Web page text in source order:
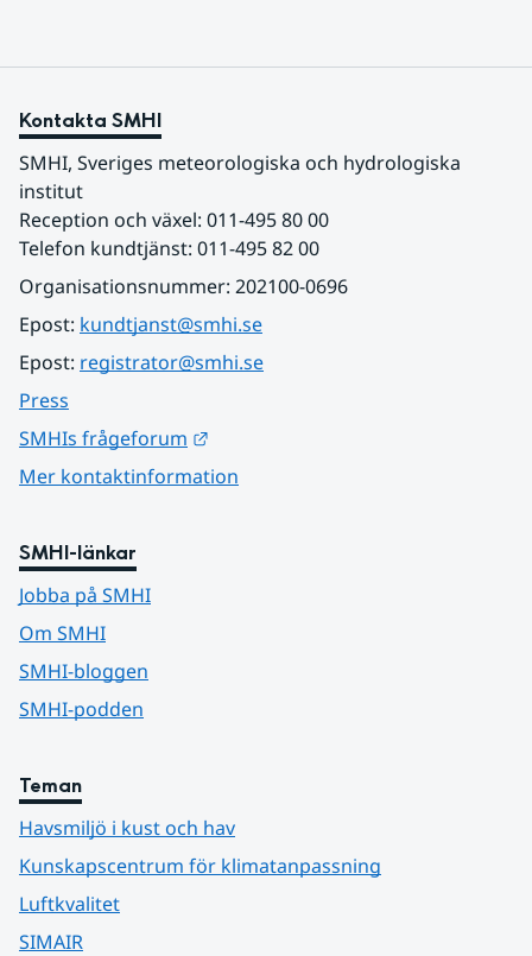
Kontakta SMHI
SMHI, Sveriges meteorologiska och hydrologiska
institut
Reception och växel: 011-495 80 00
Telefon kundtjänst: 011-495 82 00
Organisationsnummer: 202100-0696
Epost: kundtjanst@smhi.se
Epost: registrator@smhi.se
Press
SMHIs frågeforum
Mer kontaktinformation
SMHI-länkar
Jobba på SMHI
Om SMHI
SMHI-bloggen
SMHI-podden
Teman
Havsmiljö i kust och hav
Kunskapscentrum för klimatanpassning
Luftkvalitet
SIMAIR